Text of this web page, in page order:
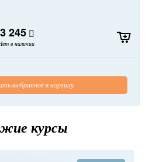
3 245
в наличии
выбранное в корзину
курсы